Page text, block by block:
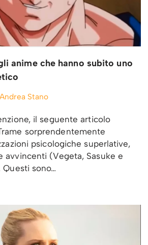
anime che hanno subito uno
Andrea Stano
il seguente articolo
sorprendentemente
psicologiche superlative,
avvincenti (Vegeta, Sasuke e
sono…